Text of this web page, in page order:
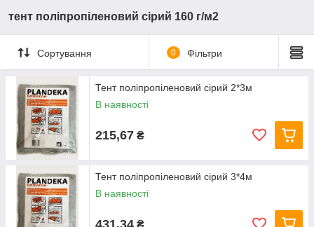
тент поліпропіленовий сірий 160 г/м2
Сортування 0 Фільтри
Тент поліпропіленовий сірий 2*3м
В наявності
215,67 ₴
Тент поліпропіленовий сірий 3*4м
В наявності
431,34 ₴